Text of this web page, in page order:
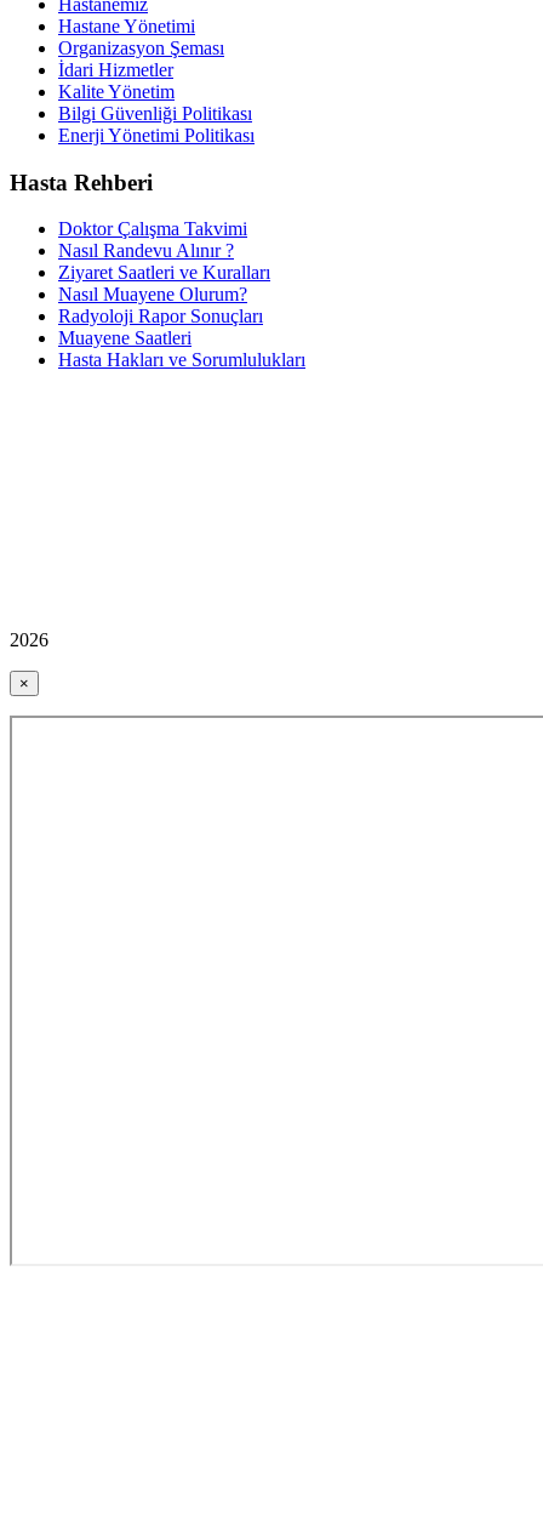
Hastane Yönetimi
Organizasyon Şeması
İdari Hizmetler
Kalite Yönetim
Bilgi Güvenliği Politikası
Enerji Yönetimi Politikası
Hasta Rehberi
Doktor Çalışma Takvimi
Nasıl Randevu Alınır ?
Ziyaret Saatleri ve Kuralları
Nasıl Muayene Olurum?
Radyoloji Rapor Sonuçları
Muayene Saatleri
Hasta Hakları ve Sorumlulukları
2026
×